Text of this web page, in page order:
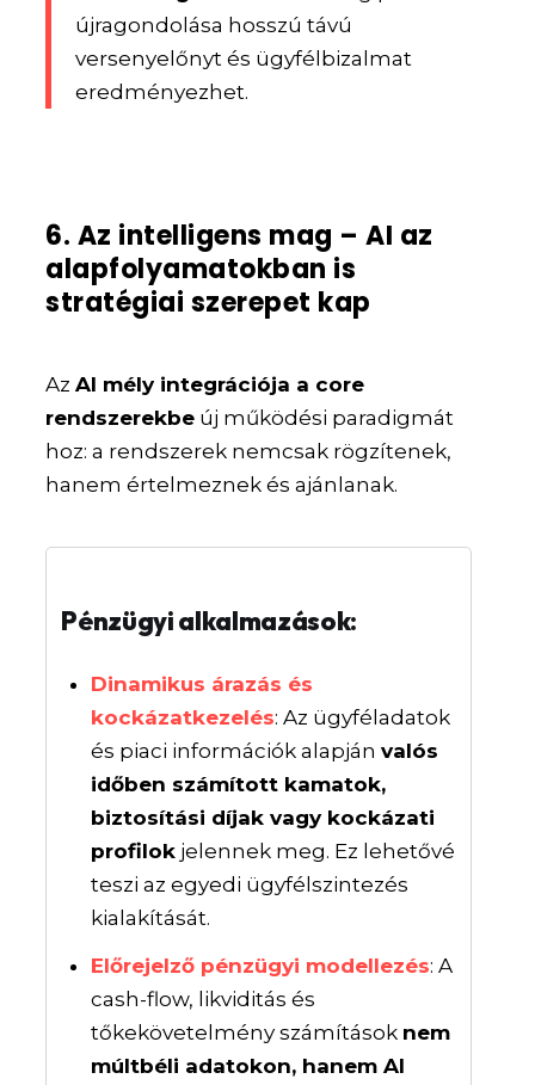
újragondolása hosszú távú
versenyelőnyt és ügyfélbizalmat
eredményezhet.
6. Az intelligens mag – AI az
alapfolyamatokban is
stratégiai szerepet kap
AzAI mély integrációja a core
rendszerekbe új működési paradigmát
hoz: a rendszerek nemcsak rögzítenek,
hanem értelmeznek és ajánlanak.
Pénzügyi alkalmazások:
Dinamikus árazás és
kockázatkezelés: Az ügyféladatok
és piaci információk alapjánvalós
időben számított kamatok,
biztosítási díjak vagy kockázati
profilok jelennek meg. Ez lehetővé
teszi az egyedi ügyfélszintezés
kialakítását.
Előrejelző pénzügyi modellezés: A
cash-flow, likviditás és
tőkekövetelmény számítások nem
múltbéli adatokon, hanem AI